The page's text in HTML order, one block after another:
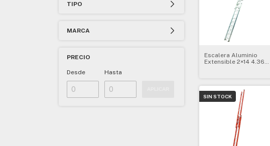
TIPO
MARCA
PRECIO
Desde Hasta
Escalera Aluminio
Extensible 2×14 4.36m
SIN STOCK